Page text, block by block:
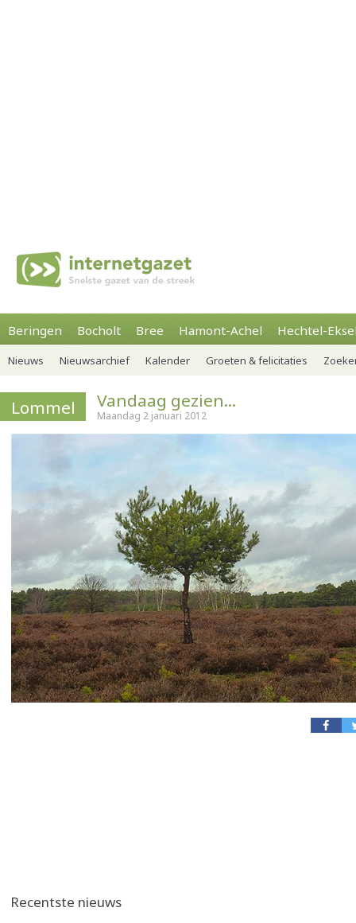
Beringen Bocholt Bree Hamont-Achel Hechtel-
Nieuws Nieuwsarchief Kalender Groeten & felicitaties
Lommel Vandaag gezien...
Maandag 2 januari 2012
Recentste nieuws